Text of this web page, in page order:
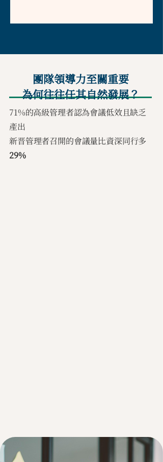
71%的高級管理者認為會議低效且缺乏
產出
新晋管理者召開的會議量比資深同行多
29%
團隊領導力至關重要
為何往往任其自然發展？